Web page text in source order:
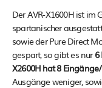
Der AVR-X1600H ist im
spartanischer
sowie der Pure Direct
gespart, so gibt es nur 6
X2600H hat 8
Ausgänge weniger,